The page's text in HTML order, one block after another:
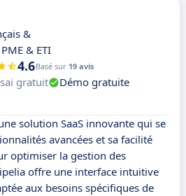
&
& ETI
4.6Basé sur 19 avis
gratuit
Démo gratuite
solution SaaS innovante qui se
avancées et sa facilité
optimiser la gestion des
offre une interface intuitive
aux besoins spécifiques de